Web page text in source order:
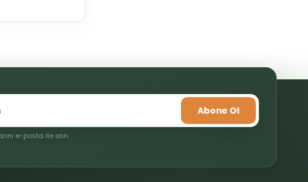
Abone Ol
e-posta ile alın.